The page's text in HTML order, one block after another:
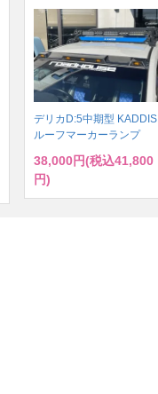
デリカD:5中期型 KADDIS
ルーフマーカーランプ
38,000円(税込41,800
円)